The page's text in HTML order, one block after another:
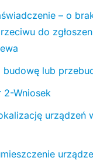
– o
do
budowę lub
2-Wniosek
urządzeń